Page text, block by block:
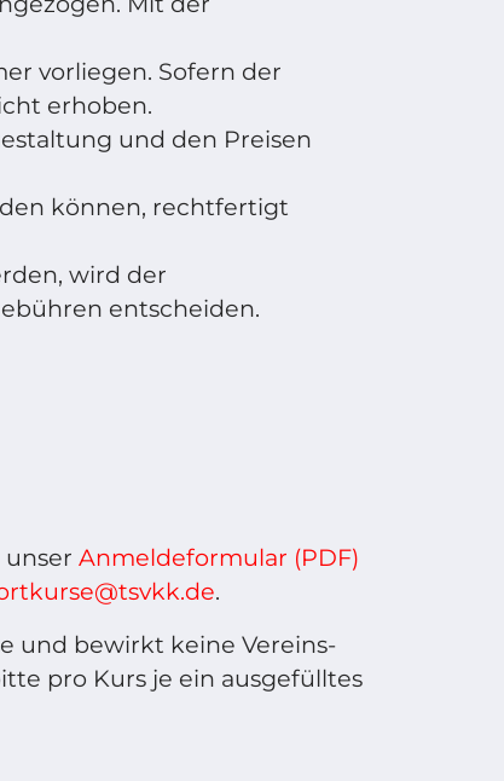
vorliegen. Sofern der
erhoben.
und den Preisen
können, rechtfertigt
wird der
entscheiden.
Anmeldeformular (PDF)
.
und bewirkt keine Vereins-
pro Kurs je ein ausgefülltes